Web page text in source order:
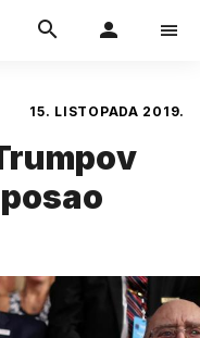
15. LISTOPADA 2019.